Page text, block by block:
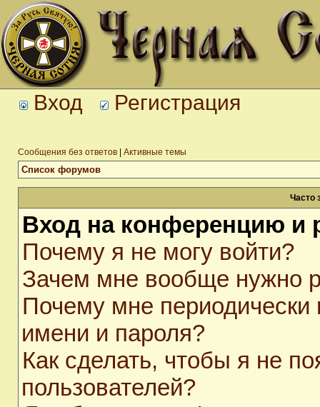
Вход Регистрация
Сообщения без ответов Активные темы
Список форумов
Часто
Вход на конференцию и
Почему я не могу войти?
Зачем мне вообще нужно
Почему мне периодически
имени и пароля?
Как сделать, чтобы я не
пользователей?